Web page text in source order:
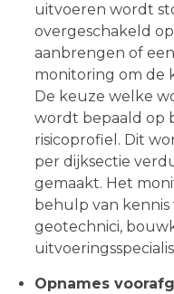
uitvoeren wordt
overgeschakeld
aanbrengen of
monitoring om de
De keuze welke
wordt bepaald op
risicoprofiel. Dit
per dijksectie
gemaakt. Het
behulp van
geotechnici,
Opnames